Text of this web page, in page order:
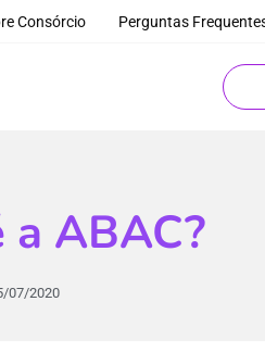
Consórcio Perguntas
a ABAC?
07/2020